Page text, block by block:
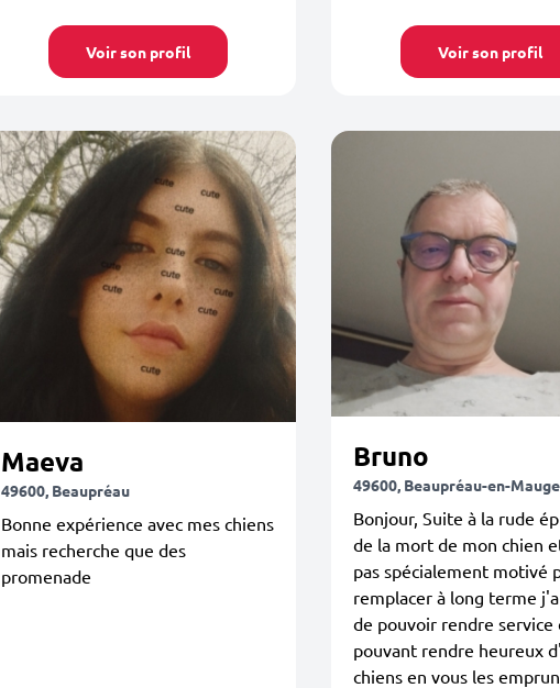
Voir son profil Voir son profil
Maeva
49600, Beaupréau
Bonne expérience avec mes chiens
mais recherche que des
promenade
Bruno
49600, Beaupréau-en-
Bonjour, Suite à la rude
de la mort de mon chien
pas spécialement motivé
remplacer à long terme
de pouvoir rendre service
pouvant rendre heureux
chiens en vous les